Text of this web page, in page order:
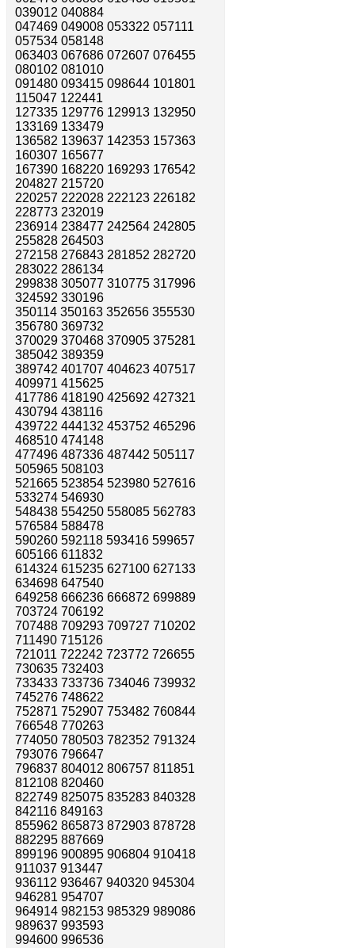
039012 040884
047469 049008 053322 057111
057534 058148
063403 067686 072607 076455
080102 081010
091480 093415 098644 101801
115047 122441
127335 129776 129913 132950
133169 133479
136582 139637 142353 157363
160307 165677
167390 168220 169293 176542
204827 215720
220257 222028 222123 226182
228773 232019
236914 238477 242564 242805
255828 264503
272158 276843 281852 282720
283022 286134
299838 305077 310775 317996
324592 330196
350114 350163 352656 355530
356780 369732
370029 370468 370905 375281
385042 389359
389742 401707 404623 407517
409971 415625
417786 418190 425692 427321
430794 438116
439722 444132 453752 465296
468510 474148
477496 487336 487442 505117
505965 508103
521665 523854 523980 527616
533274 546930
548438 554250 558085 562783
576584 588478
590260 592118 593416 599657
605166 611832
614324 615235 627100 627133
634698 647540
649258 666236 666872 699889
703724 706192
707488 709293 709727 710202
711490 715126
721011 722242 723772 726655
730635 732403
733433 733736 734046 739932
745276 748622
752871 752907 753482 760844
766548 770263
774050 780503 782352 791324
793076 796647
796837 804012 806757 811851
812108 820460
822749 825075 835283 840328
842116 849163
855962 865873 872903 878728
882295 887669
899196 900895 906804 910418
911037 913447
936112 936467 940320 945304
946281 954707
964914 982153 985329 989086
989637 993593
994600 996536